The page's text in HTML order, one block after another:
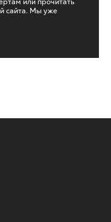
или прочитать
сайта. Мы уже